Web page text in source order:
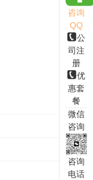
咨询
QQ
公
司注
册
优
惠套
餐
微信
咨询
咨询
电话